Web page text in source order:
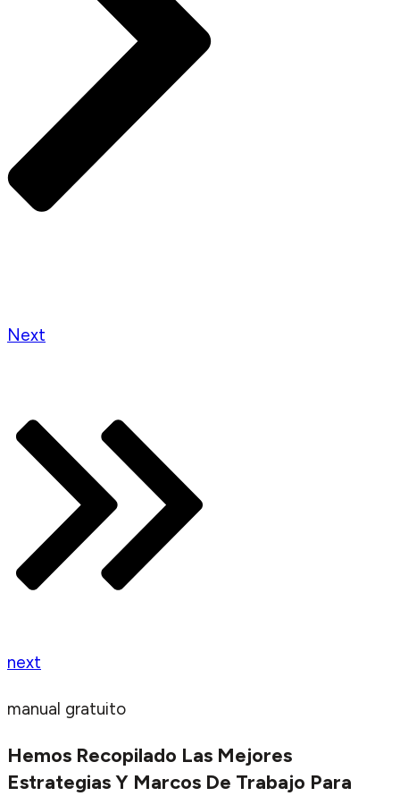
Next
next
manual gratuito
Hemos Recopilado Las Mejores
Estrategias Y Marcos De Trabajo Para